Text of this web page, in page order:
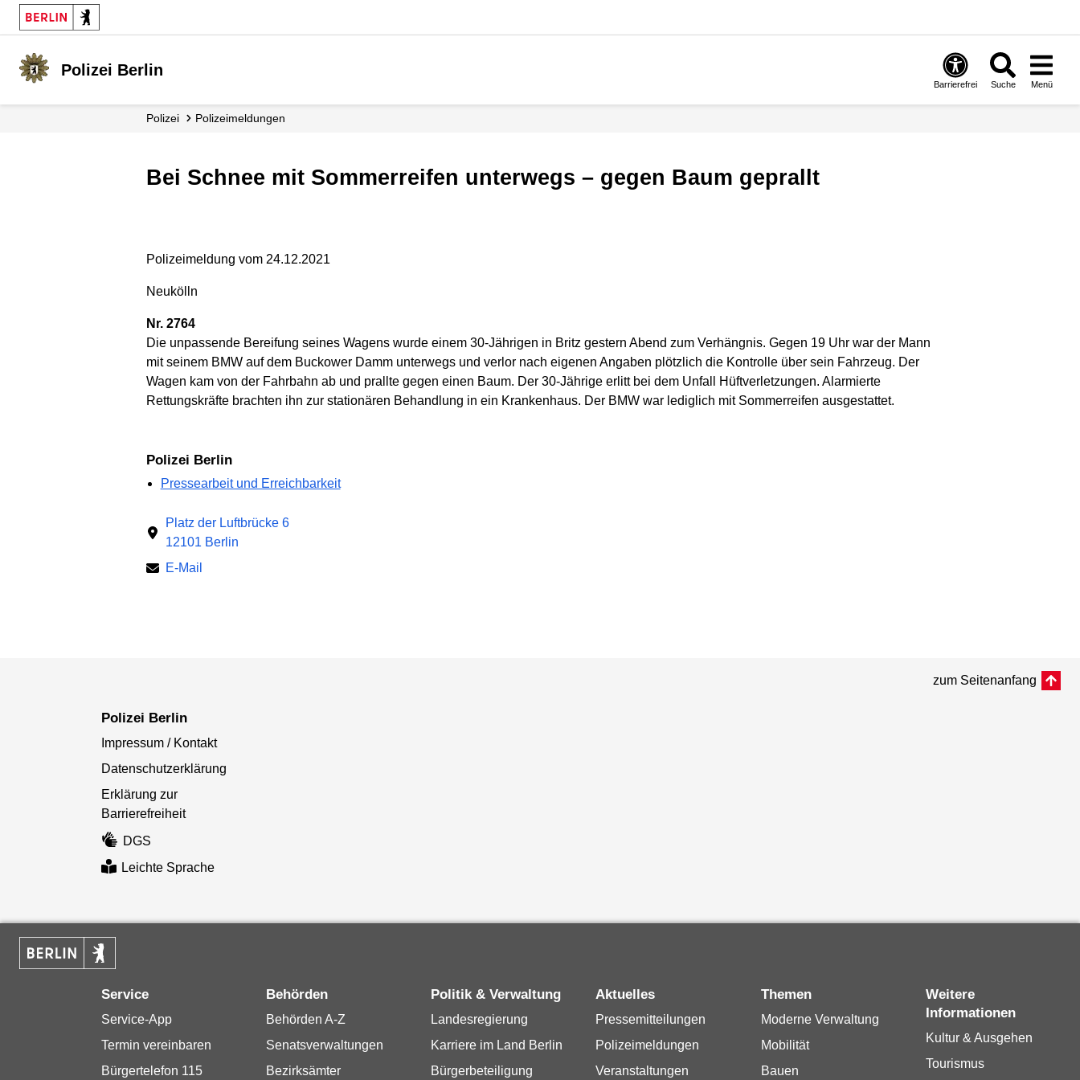
Polizei Berlin
Barrierefrei Suche Menü
Polizei Polizei­meldungen
Bei Schnee mit Sommerreifen unterwegs – gegen Baum geprallt
Polizeimeldung vom 24.12.2021
Neukölln
Nr. 2764
Die unpassende Bereifung seines Wagens wurde einem 30-Jährigen in Britz gestern Abend zum Verhängnis. Gegen 19 Uhr war der Mann
mit seinem BMW auf dem Buckower Damm unterwegs und verlor nach eigenen Angaben plötzlich die Kontrolle über sein Fahrzeug. Der
Wagen kam von der Fahrbahn ab und prallte gegen einen Baum. Der 30-Jährige erlitt bei dem Unfall Hüftverletzungen. Alarmierte
Rettungskräfte brachten ihn zur stationären Behandlung in ein Krankenhaus. Der BMW war lediglich mit Sommerreifen ausgestattet.
Polizei Berlin
Pressearbeit und Erreichbarkeit
Platz der Luftbrücke 6
12101 Berlin
E-Mail
zum Seitenanfang
Polizei Berlin
Impressum / Kontakt
Datenschutzerklärung
Erklärung zur
Barrierefreiheit
DGS
Leichte Sprache
Service
Service-App
Termin vereinbaren
Bürgertelefon 115
Behörden
Behörden A-Z
Senatsverwaltungen
Bezirksämter
Politik & Verwaltung
Landesregierung
Karriere im Land Berlin
Bürgerbeteiligung
Aktuelles
Pressemitteilungen
Polizeimeldungen
Veranstaltungen
Themen
Moderne Verwaltung
Mobilität
Bauen
Weitere
Informationen
Kultur & Ausgehen
Tourismus